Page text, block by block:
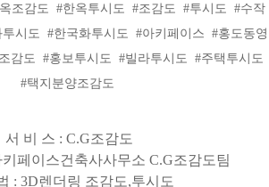
조감도 #한옥투시도 #조감도 #투시도 #수작
시도 #한국화투시도 #아키페이스 #홍도동영
감도 #홍보투시도 #빌라투시도 #주택투시도
#택지분양조감도
서 비 스 : C.G조감도
페이스건축사사무소 C.G조감도팀
: 3D렌더링 조감도,투시도